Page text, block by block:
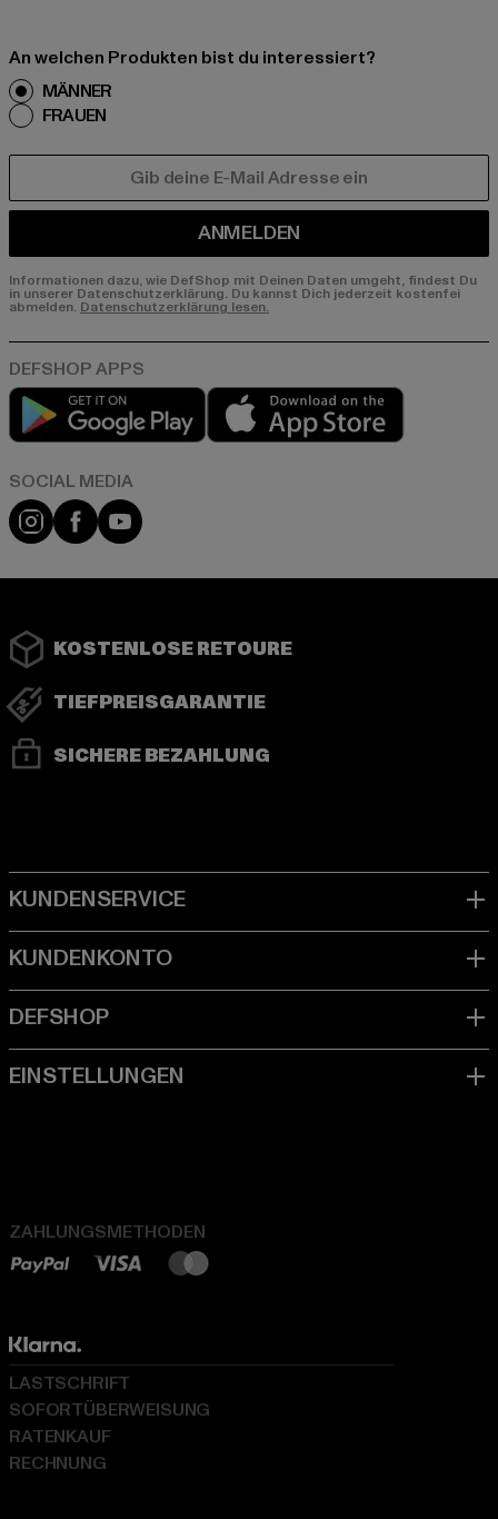
An welchen Produkten bist du interessiert?
MÄNNER
FRAUEN
ANMELDEN
Informationen dazu, wie DefShop mit Deinen Daten umgeht, findest Du
in unserer Datenschutzerklärung. Du kannst Dich jederzeit kostenfei
abmelden. Datenschutzerklärung lesen.
Play market
Instagram
FacebookYouTube
KOSTENLOSE RETOURE
TIEFPREISGARANTIE
SICHERE BEZAHLUNG
ZAHLUNGSMETHODEN
LASTSCHRIFT
SOFORTÜBERWEISUNG
RATENKAUF
RECHNUNG